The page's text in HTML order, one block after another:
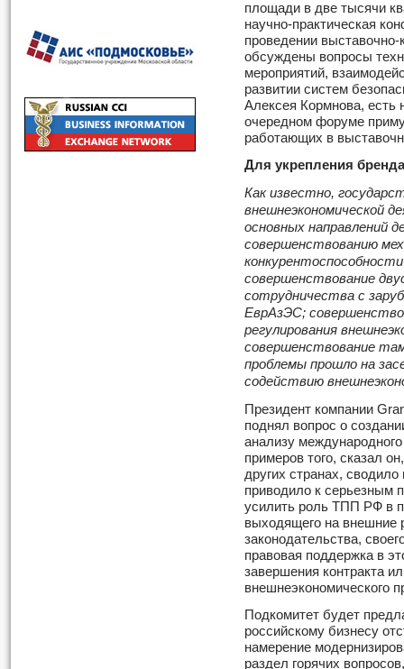
площади в две тысячи
научно-практическая
проведении выставочно-
обсуждены вопросы
мероприятий,
развитии систем
Алексея Кормнова, есть
очередном форуме
работающих в
Для укрепления
Как известно,
внешнеэкономической
основных направлений
совершенствованию
совершенствование
сотрудничества с
ЕврАзЭС;
регулирования
совершенствование
проблемы прошло на
содействию
Президент компании
поднял вопрос о
анализу
примеров того, сказал
других странах,
приводило к серьезным
усилить роль ТПП РФ в
выходящего на внешние
законодательства,
правовая поддержка в
завершения контракта
внешнеэкономического
Подкомитет будет
российскому бизнесу
намерение
раздел горячих